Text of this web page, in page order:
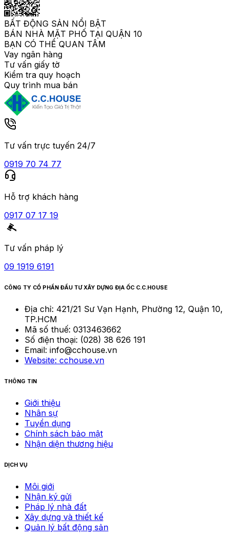
BẤT ĐỘNG SẢN NỔI BẬT
BÁN NHÀ MẶT PHỐ TẠI QUẬN 10
BẠN CÓ THỂ QUAN TÂM
Vay ngân hàng
Tư vấn giấy tờ
Kiểm tra quy hoạch
Quy trình mua bán
Tư vấn trực tuyến 24/7
0919 70 74 77
Hỗ trợ khách hàng
0917 07 17 19
Tư vấn pháp lý
09 1919 6191
CÔNG TY CỔ PHẦN ĐẦU TƯ XÂY DỰNG ĐỊA ỐC C.C.HOUSE
Địa chỉ: 421/21 Sư Vạn Hạnh, Phường 12, Quận 10,
TP.HCM
Mã số thuế: 0313463662
Số điện thoại: (028) 38 626 191
Email: info@cchouse.vn
Website: cchouse.vn
THÔNG TIN
Giới thiệu
Nhân sự
Tuyển dụng
Chính sách bảo mật
Nhận diện thương hiệu
DỊCH VỤ
Môi giới
Nhận ký gửi
Pháp lý nhà đất
Xây dựng và thiết kế
Quản lý bất động sản